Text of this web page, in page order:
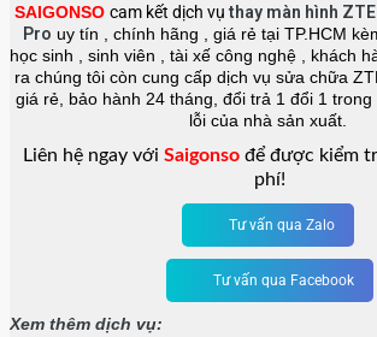
SAIGONSO cam kết dịch vụthay màn hình
Pro uy tín , chính hãng , giá rẻ tại TP.HCM
học sinh , sinh viên , tài xế công nghệ , khách
ra chúng tôi còn cung cấp dịch vụ sửa chữa
giá rẻ, bảo hành 24 tháng, đổi trả 1 đổi 1
lỗi của nhà sản xuất.
Liên hệ ngay với Saigonso để được kiểm
phí!
Tư vấn qua Zalo
Tư vấn qua Facebook
Xem thêm dịch vụ: